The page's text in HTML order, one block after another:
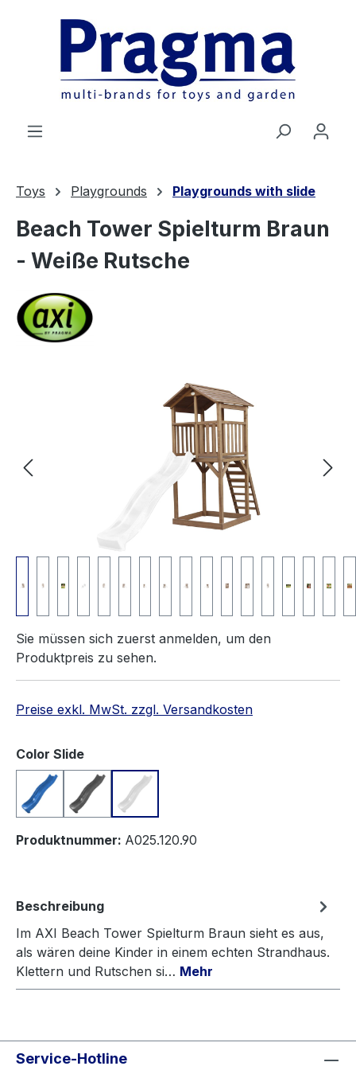
Zum Hauptinhalt springen
Toys Playgrounds Playgrounds with slide
Beach Tower Spielturm Braun
- Weiße Rutsche
Sie müssen sich zuerst anmelden, um den
Produktpreis zu sehen.
Preise exkl. MwSt. zzgl. Versandkosten
Color Slideauswählen
Blue Grey White
Produktnummer: A025.120.90
Beschreibung
Im AXI Beach Tower Spielturm Braun sieht es aus,
als wären deine Kinder in einem echten Strandhaus.
Klettern und Rutschen si… Mehr
Service-Hotline